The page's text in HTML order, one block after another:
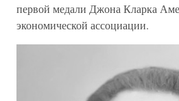
первой медали Джона Кларка
экономической ассоциации.